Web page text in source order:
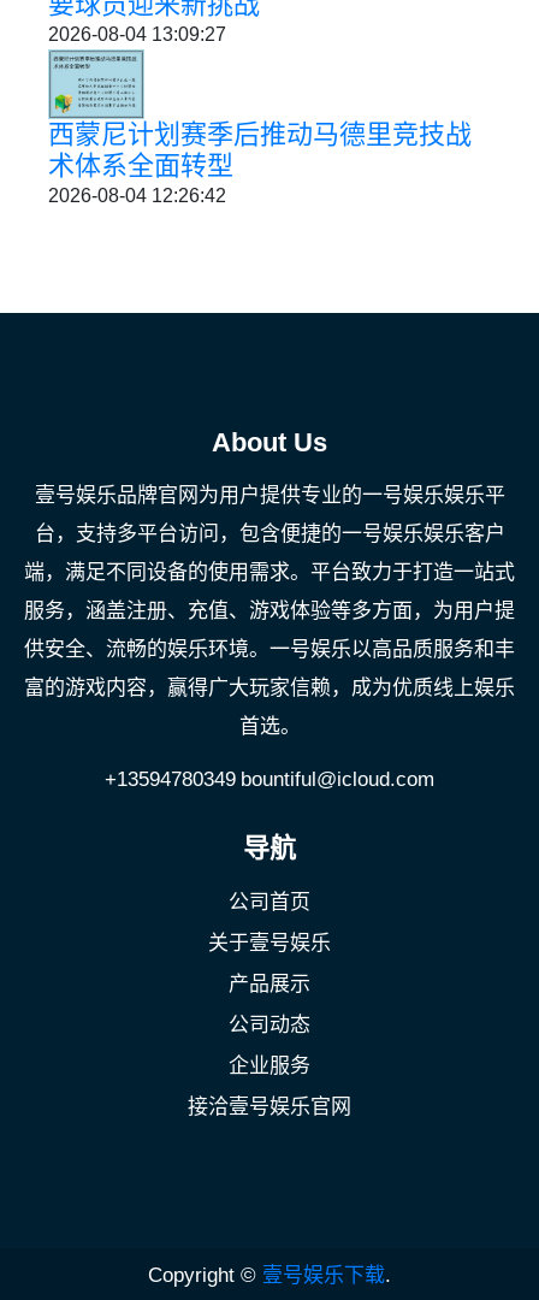
2026-08-04 13:09:27
西蒙尼计划赛季后推动马德里竞技战
术体系全面转型
2026-08-04 12:26:42
About Us
壹号娱乐品牌官网为用户提供专业的一号娱乐娱乐平
台，支持多平台访问，包含便捷的一号娱乐娱乐客户
端，满足不同设备的使用需求。平台致力于打造一站式
服务，涵盖注册、充值、游戏体验等多方面，为用户提
供安全、流畅的娱乐环境。一号娱乐以高品质服务和丰
富的游戏内容，赢得广大玩家信赖，成为优质线上娱乐
首选。
+13594780349 bountiful@icloud.com
导航
公司首页
关于壹号娱乐
产品展示
公司动态
企业服务
接洽壹号娱乐官网
Copyright © 壹号娱乐下载.